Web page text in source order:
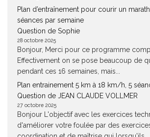
Plan d’entraînement pour courir un
séances par semaine
Question de Sophie
28 octobre 2025
Bonjour, Merci pour ce programme
Effectivement on se pose beaucoup de
pendant ces 16 semaines, mais...
Plan entrainement 5 km à 18 km/h, 5
Question de JEAN CLAUDE VOLLMER
27 octobre 2025
Bonjour L'objectif avec les exercices
d'améliorer votre foulée par des